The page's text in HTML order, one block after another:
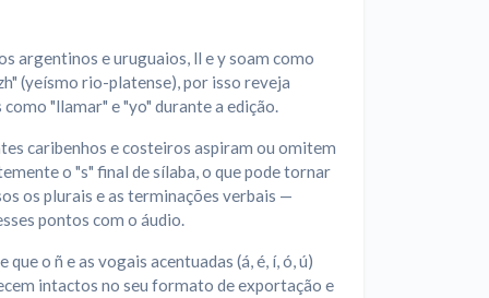
argentinos e uruguaios, ll e y soam como
(yeísmo rio-platense), por isso reveja
como "llamar" e "yo" durante a edição.
caribenhos e costeiros aspiram ou omitem
o "s" final de sílaba, o que pode tornar
os plurais e as terminações verbais —
pontos com o áudio.
que o ñ e as vogais acentuadas (á, é, í, ó, ú)
intactos no seu formato de exportação e